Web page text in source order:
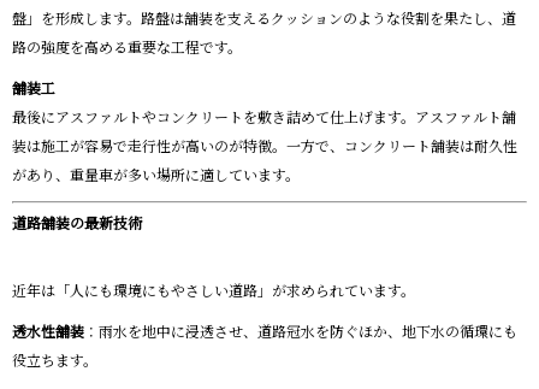
盤」を形成します。路盤は舗装を支えるクッションのような役割を果たし、道
路の強度を高める重要な工程です。
舗装工
最後にアスファルトやコンクリートを敷き詰めて仕上げます。アスファルト舗
装は施工が容易で走行性が高いのが特徴。一方で、コンクリート舗装は耐久性
があり、重量車が多い場所に適しています。
道路舗装の最新技術
近年は「人にも環境にもやさしい道路」が求められています。
透水性舗装 ：雨水を地中に浸透させ、道路冠水を防ぐほか、地下水の循環にも
役立ちます。